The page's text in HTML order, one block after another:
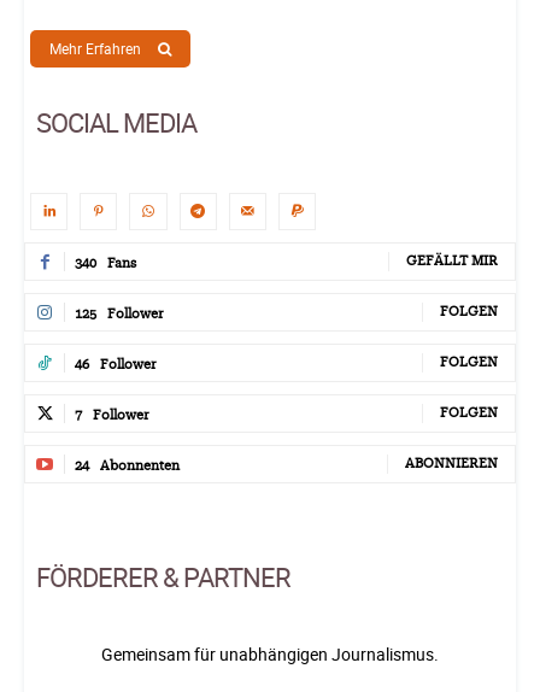
Mehr Erfahren
SOCIAL MEDIA
340 Fans GEFÄLLT MIR
125 Follower FOLGEN
46 Follower FOLGEN
7 Follower FOLGEN
24 Abonnenten ABONNIEREN
FÖRDERER & PARTNER
Gemeinsam für unabhängigen Journalismus.